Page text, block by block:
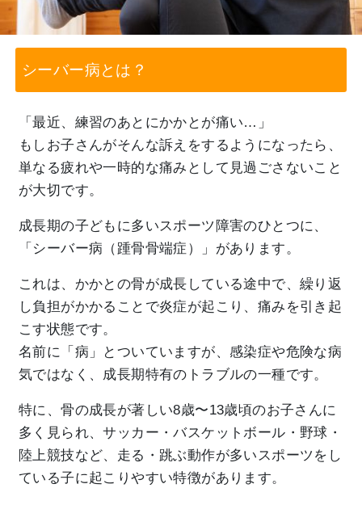
シーバー病とは？
「最近、練習のあとにかかとが痛い…」
もしお子さんがそんな訴えをするようになったら、
単なる疲れや一時的な痛みとして見過ごさないこと
が大切です。
成長期の子どもに多いスポーツ障害のひとつに、
「シーバー病（踵骨骨端症）」があります。
これは、かかとの骨が成長している途中で、繰り返
し負担がかかることで炎症が起こり、痛みを引き起
こす状態です。
名前に「病」とついていますが、感染症や危険な病
気ではなく、成長期特有のトラブルの一種です。
特に、骨の成長が著しい8歳〜13歳頃のお子さんに
多く見られ、サッカー・バスケットボール・野球・
陸上競技など、走る・跳ぶ動作が多いスポーツをし
ている子に起こりやすい特徴があります。